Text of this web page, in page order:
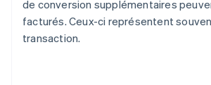
de conversion supplémentaires
facturés. Ceux-ci représentent
transaction.